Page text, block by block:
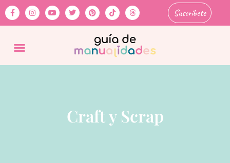
Suscríbete
Craft y Scrap